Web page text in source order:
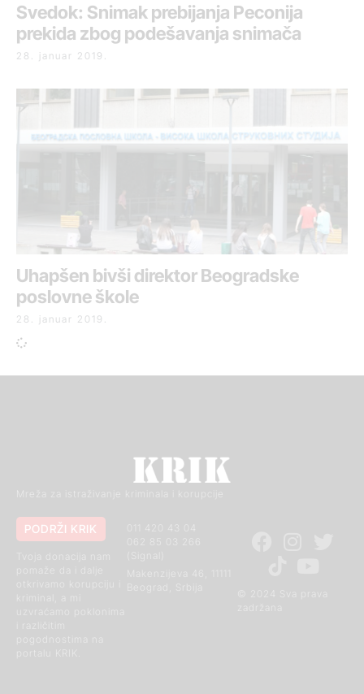
Svedok: Snimak prebijanja Peconija
prekida zbog podešavanja snimača
28. januar 2019.
Uhapšen bivši direktor Beogradske
poslovne škole
28. januar 2019.
Mreža za istraživanje kriminala i korupcije
© 2024 Sva prava
011 420 43 04
Makenzijeva 46, 11111
PODRŽI KRIK
otkrivamo korupciju i
kriminal, a mi
uzvraćamo poklonima
i različitim
pogodnostima na
portalu KRIK.